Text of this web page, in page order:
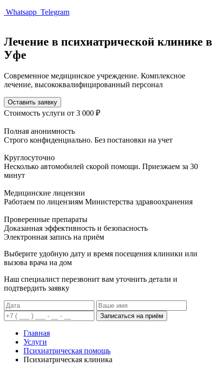
Whatsapp Telegram
Лечение в психиатрической клинике в
Уфе
Современное медицинское учреждение. Комплексное
лечение, высококвалифицированный персонал
Оставить заявку
Стоимость услуги от 3 000 ₽
Полная анонимность
Строго конфиденциально. Без постановки на учет
Круглосуточно
Несколько автомобилей скорой помощи. Приезжаем за 30
минут
Медицинские лицензии
Работаем по лицензиям Министерства здравоохранения
Проверенные препараты
Доказанная эффективность и безопасность
Электронная запись на приём
Выберите удобную дату и время посещения клиники или
вызова врача на дом
Наш специалист перезвонит вам уточнить детали и
подтвердить заявку
Записаться на приём
Главная
Услуги
Психиатрическая помощь
Психиатрическая клиника